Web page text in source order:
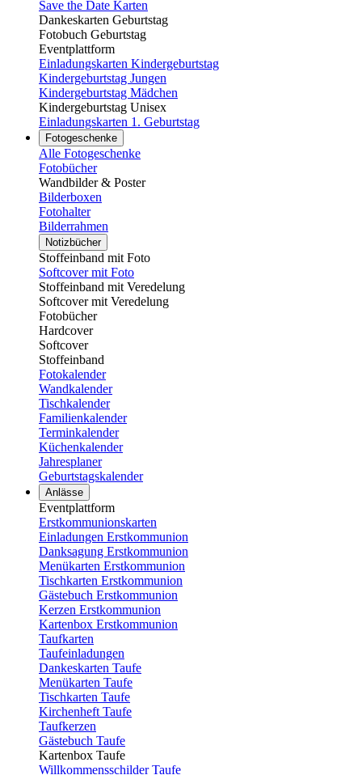
Save the Date Karten
Dankeskarten Geburtstag
Fotobuch Geburtstag
Eventplattform
Einladungskarten Kindergeburtstag
Kindergeburtstag Jungen
Kindergeburtstag Mädchen
Kindergeburtstag Unisex
Einladungskarten 1. Geburtstag
Fotogeschenke
Alle Fotogeschenke
Fotobücher
Wandbilder & Poster
Bilderboxen
Fotohalter
Bilderrahmen
Notizbücher
Stoffeinband mit Foto
Softcover mit Foto
Stoffeinband mit Veredelung
Softcover mit Veredelung
Fotobücher
Hardcover
Softcover
Stoffeinband
Fotokalender
Wandkalender
Tischkalender
Familienkalender
Terminkalender
Küchenkalender
Jahresplaner
Geburtstagskalender
Anlässe
Eventplattform
Erstkommunionskarten
Einladungen Erstkommunion
Danksagung Erstkommunion
Menükarten Erstkommunion
Tischkarten Erstkommunion
Gästebuch Erstkommunion
Kerzen Erstkommunion
Kartenbox Erstkommunion
Taufkarten
Taufeinladungen
Dankeskarten Taufe
Menükarten Taufe
Tischkarten Taufe
Kirchenheft Taufe
Taufkerzen
Gästebuch Taufe
Kartenbox Taufe
Willkommensschilder Taufe